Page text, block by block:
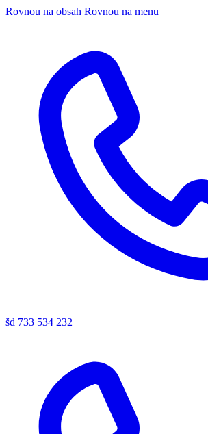
Rovnou na obsah Rovnou na menu
šd 733 534 232